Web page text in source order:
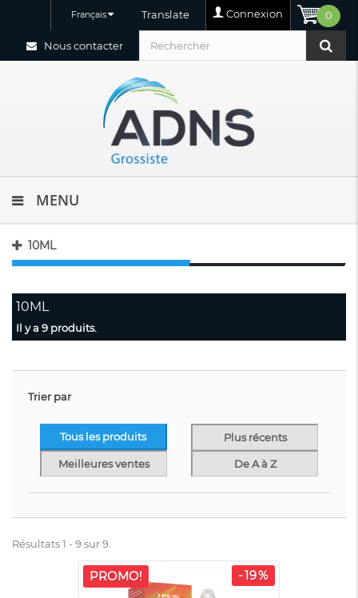
0
Connexion
Translate
Français
Nous contacter
MENU
10ML
10ML
Il y a 9 produits.
Trier par
Tous les produits Plus récents
Meilleures ventes De A à Z
Résultats 1 - 9 sur 9.
PROMO! -19%